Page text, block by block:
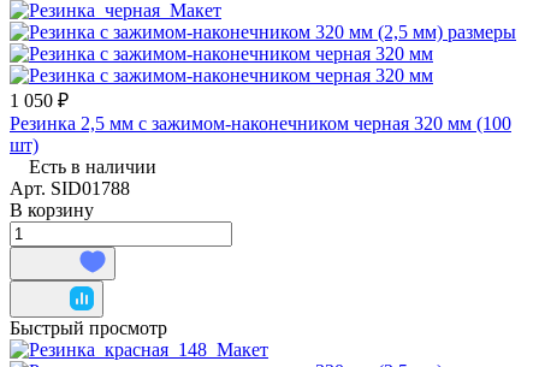
1 050 ₽
Резинка 2,5 мм с зажимом-наконечником черная 320 мм (100
шт)
Есть в наличии
Арт. SID01788
В корзину
Быстрый просмотр